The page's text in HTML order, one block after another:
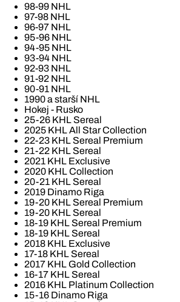
98-99 NHL
97-98 NHL
96-97 NHL
95-96 NHL
94-95 NHL
93-94 NHL
92-93 NHL
91-92 NHL
90-91 NHL
1990 a starší NHL
Hokej - Rusko
25-26 KHL Sereal
2025 KHL All Star Collection
22-23 KHL Sereal Premium
21-22 KHL Sereal
2021 KHL Exclusive
2020 KHL Collection
20-21 KHL Sereal
2019 Dinamo Riga
19-20 KHL Sereal Premium
19-20 KHL Sereal
18-19 KHL Sereal Premium
18-19 KHL Sereal
2018 KHL Exclusive
17-18 KHL Sereal
2017 KHL Gold Collection
16-17 KHL Sereal
2016 KHL Platinum Collection
15-16 Dinamo Riga